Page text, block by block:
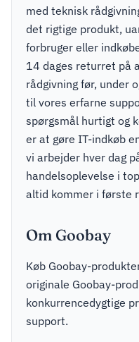
med teknisk
det rigtige produkt,
forbruger eller
14 dages returret på
rådgivning før, under
til vores erfarne
spørgsmål hurtigt og
er at gøre IT-indkøb
vi arbejder hver dag
handelsoplevelse i
altid kommer i første
Om Goobay
Køb Goobay-
originale Goobay-
konkurrencedygtige
support.